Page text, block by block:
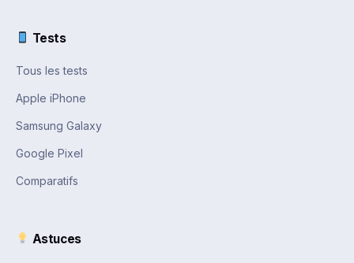
Tests
Tous les tests
Apple iPhone
Samsung Galaxy
Google Pixel
Comparatifs
Astuces